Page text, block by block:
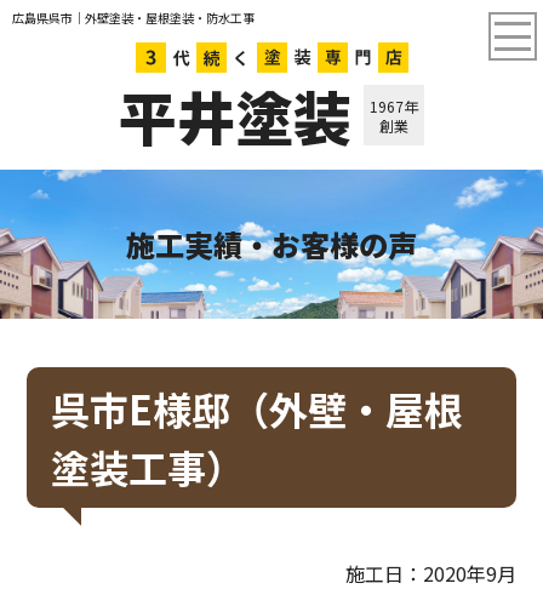
広島県呉市｜外壁塗装・屋根塗装・防水工事
平井塗装
1967年
創業
施工実績・お客様の声
呉市E様邸（外壁・屋根
塗装工事）
施工日：2020年9月